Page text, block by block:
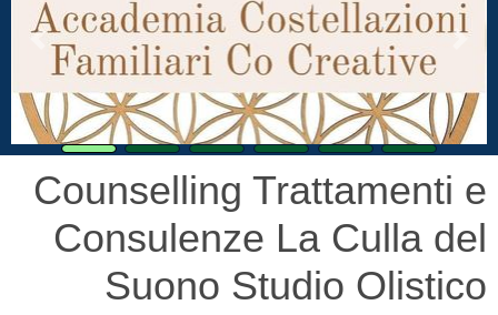
Counselling Trattamenti e
Consulenze La Culla del
Suono Studio Olistico